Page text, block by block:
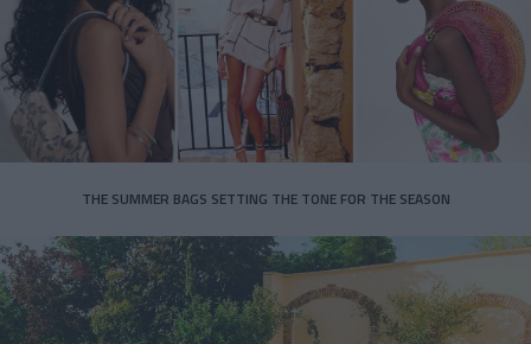
THE SUMMER BAGS SETTING THE TONE FOR THE SEASON